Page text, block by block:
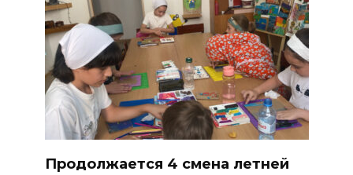
Продолжается 4 смена летней